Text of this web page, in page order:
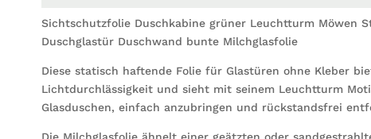
Sichtschutzfolie Duschkabine grüner Leuchtturm Möwen
Duschglastür Duschwand bunte Milchglasfolie
Diese statisch haftende Folie für Glastüren ohne Kleber
Lichtdurchlässigkeit und sieht mit seinem Leuchtturm
Glasduschen, einfach anzubringen und rückstandsfrei